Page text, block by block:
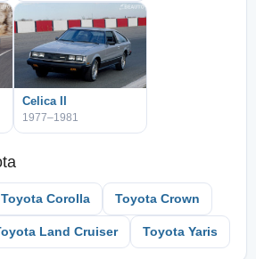
Celica II
1977–1981
Toyota Corolla Toyota Crown
Land Cruiser Toyota Yaris